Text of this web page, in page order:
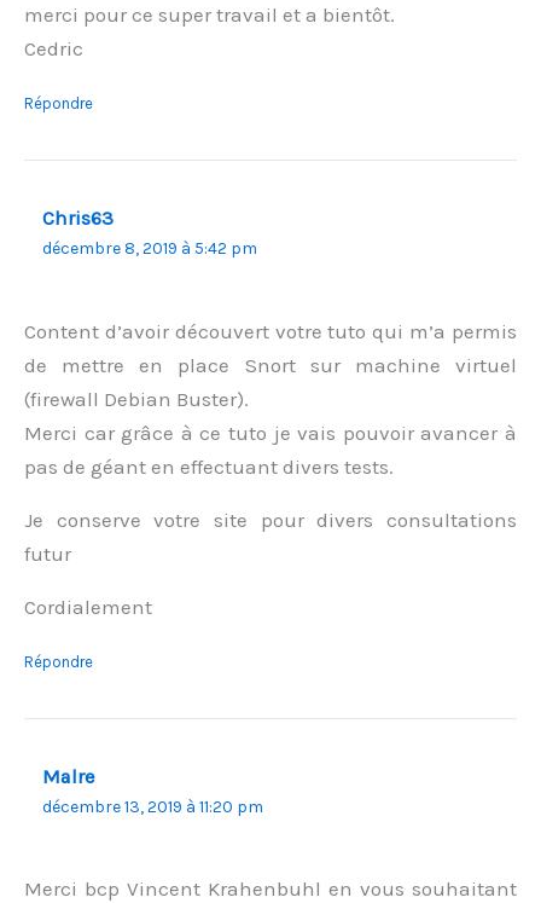
merci pour ce super travail et a bientôt.
Cedric
Répondre
Chris63
décembre 8, 2019 à 5:42 pm
Content d’avoir découvert votre tuto qui m’a permis
de mettre en place Snort sur machine virtuel
(firewall Debian Buster).
Merci car grâce à ce tuto je vais pouvoir avancer à
pas de géant en effectuant divers tests.
Je conserve votre site pour divers consultations
futur
Cordialement
Répondre
Malre
décembre 13, 2019 à 11:20 pm
Merci bcp Vincent Krahenbuhl en vous souhaitant